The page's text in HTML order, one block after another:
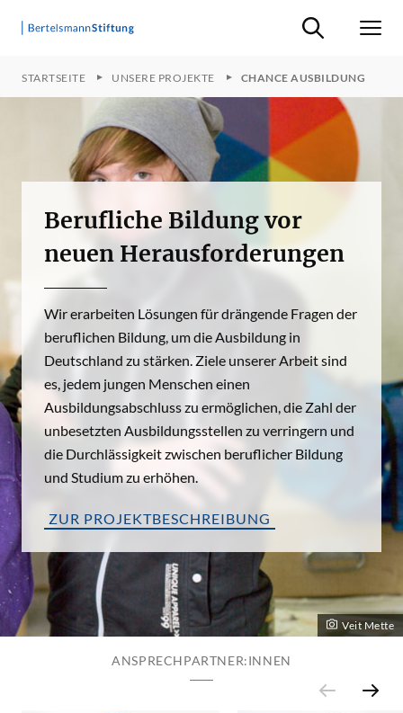
Suche ein-/
STARTSEITE UNSERE PROJEKTE CHANCE AUSBILDUNG
Veit Mette
Berufliche Bildung vor
neuen Herausforderungen
Wir erarbeiten Lösungen für drängende Fragen der
beruflichen Bildung, um die Ausbildung in
Deutschland zu stärken. Ziele unserer Arbeit sind
es, jedem jungen Menschen einen
Ausbildungsabschluss zu ermöglichen, die Zahl der
unbesetzten Ausbildungsstellen zu verringern und
die Durchlässigkeit zwischen beruflicher Bildung
und Studium zu erhöhen.
ZUR PROJEKTBESCHREIBUNG
ANSPRECHPARTNER:INNEN